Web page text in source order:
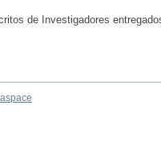
de Investigadores